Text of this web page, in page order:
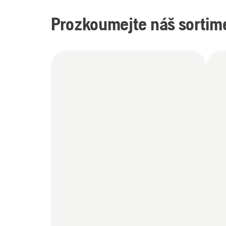
Prozkoumejte náš